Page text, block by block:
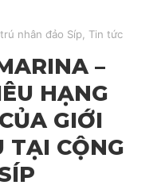
nhân đảo Síp Tin tức
–
HẠNG
GIỚI
TẠI CỘNG